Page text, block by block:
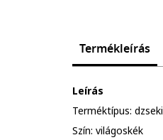
Termékleírás
Leírás
Terméktípus: dzseki
Szín: világoskék